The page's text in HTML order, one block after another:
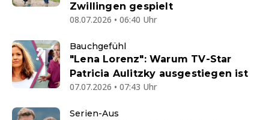
Zwillingen gespielt
08.07.2026 • 06:40 Uhr
Bauchgefühl
"Lena Lorenz": Warum TV-Star
Patricia Aulitzky ausgestiegen ist
07.07.2026 • 07:43 Uhr
Serien-Aus